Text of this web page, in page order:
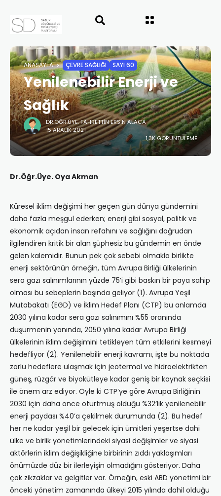
ANASAYFA ÇEVRE SAĞLIĞI SAYI 60
Yenilenebilir Enerji ve
Sağlık
DR.ÖĞR.ÜYE. FAHRETTIN ERSIN ALACA
15 ARALIK 2021
1,3K GÖRÜNTÜLEME
Dr.Öğr.Üye. Oya Akman
Küresel iklim değişimi her geçen gün dünya gündemini
daha fazla meşgul ederken; enerji gibi sosyal, politik ve
ekonomik açıdan insan refahını ve sağlığını doğrudan
ilgilendiren kritik bir alan şüphesiz bu gündemin en önde
gelen kalemidir. Bunun pek çok sebebi olmakla birlikte
enerji sektörünün örneğin, tüm Avrupa Birliği ülkelerinin
sera gazı salınımlarının yüzde 75’i gibi baskın bir paya sahip
olması bu sebeplerin başında geliyor (1). Avrupa Yeşil
Mutabakatı (EGD) ve İklim Hedef Planı (CTP) bu anlamda
2030 yılına kadar sera gazı salınımını %55 oranında
düşürmenin yanında, 2050 yılına kadar Avrupa Birliği
ülkelerinin iklim değişimini tetikleyen tüm etkilerini kesmeyi
hedefliyor (2). Yenilenebilir enerji kavramı, işte bu noktada
zorlu hedeflere ulaşmak için jeotermal ve hidroelektrikten
güneş, rüzgâr ve biyokütleye kadar geniş bir kaynak seçkisi
ile önem arz ediyor. Öyle ki CTP’ye göre Avrupa Birliğinin
2030 için daha önce oturtmuş olduğu %32’lik yenilenebilir
enerji paydası %40’a çekilmek durumunda (2). Bu hedef
her ne kadar yeşil bir gelecek için ümitleri yeşertse dahi
ülke ve birlik yönetimlerindeki siyasi değişimler ve siyasi
aktörlerin iklim değişikliğine birbirinin zıddı yaklaşımları
önümüzde düz bir ilerleyişin olmadığını gösteriyor. Daha
çok zikzaklar ve gelgitler var. Örneğin, eski ABD yönetimi bir
önceki yönetim zamanında ülkeyi 2015 yılında dahil olduğu